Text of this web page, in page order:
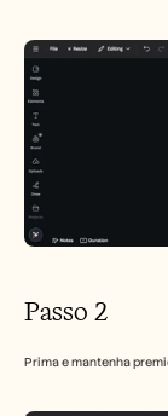
Passo 2
Prima e mantenha